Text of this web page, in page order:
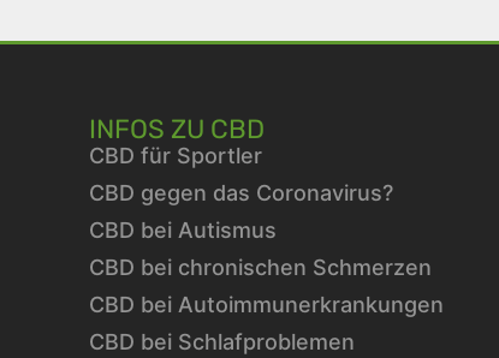
INFOS ZU CBD
CBD für Sportler
CBD gegen das Coronavirus?
CBD bei Autismus
CBD bei chronischen Schmerzen
CBD bei Autoimmunerkrankungen
CBD bei Schlafproblemen